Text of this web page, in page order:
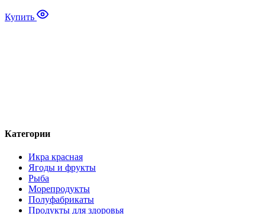
Купить
Категории
Икра красная
Ягоды и фрукты
Рыба
Морепродукты
Полуфабрикаты
Продукты для здоровья